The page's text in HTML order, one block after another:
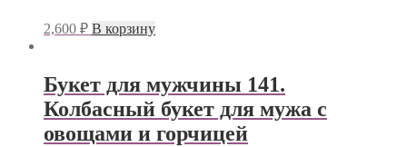
2,600 ₽ В корзину
Букет для мужчины 141.
Колбасный букет для мужа с
овощами и горчицей